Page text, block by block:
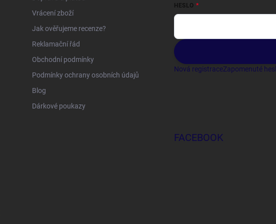
Vrácení zboží
Jak ověřujeme recenze?
Reklamační řád
Obchodní podmínky
Podmínky ochrany osobních údajů
Blog
Dárkové poukazy
HESLO
Nová registraceZapomenuté
FACEBOOK